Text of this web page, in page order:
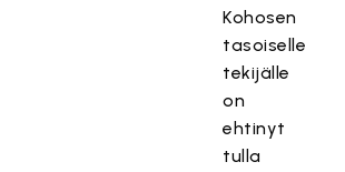
Kohosen
tasoiselle
tekijälle
on
ehtinyt
tulla